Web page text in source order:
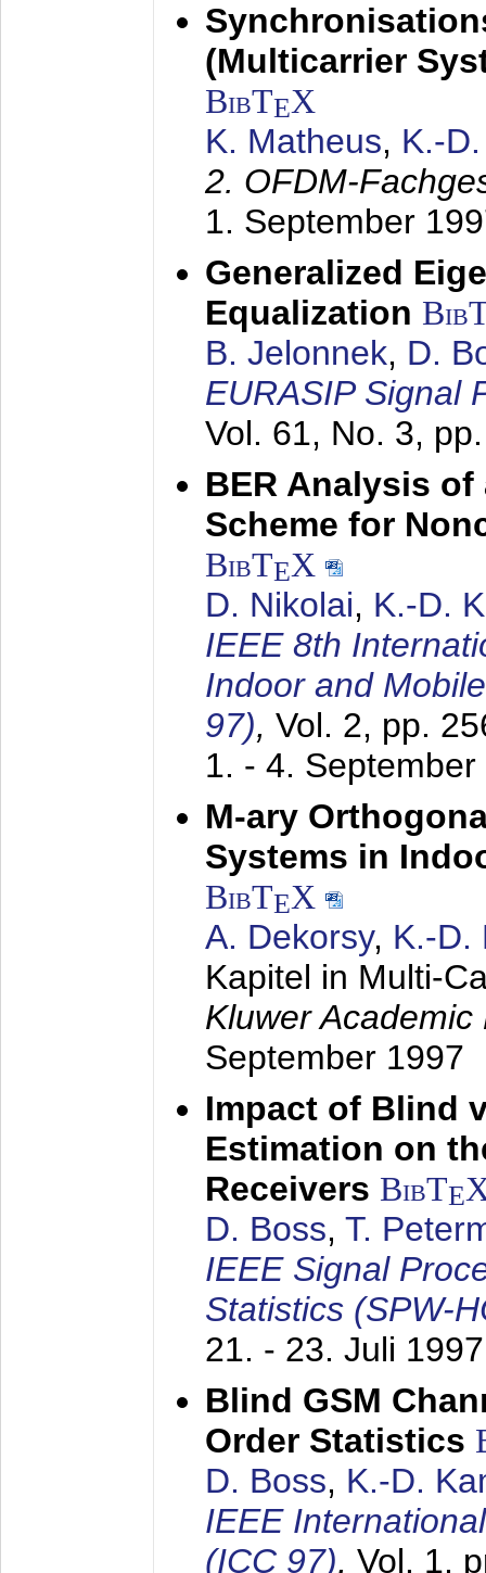
(Multicarrier
BibTEX
K. Matheus, K.-
2. OFDM-
1. September
Generalized
Equalization
B. Jelonnek, D.
EURASIP Signal
Vol. 61, No. 3,
BER Analysis
Scheme for
BibTEX
D. Nikolai, K.-D.
IEEE 8th
Indoor and
97), Vol. 2, pp.
1. - 4. September
M-ary
Systems in
BibTEX
A. Dekorsy, K.-D.
Kapitel in Multi-
Kluwer
September 1997
Impact of Blind
Estimation on
Receivers BibTE
D. Boss, T.
IEEE Signal
Statistics (SPW-
21. - 23. Juli 1997
Blind GSM
Order Statistics
D. Boss, K.-D.
IEEE
(ICC 97), Vol. 1,